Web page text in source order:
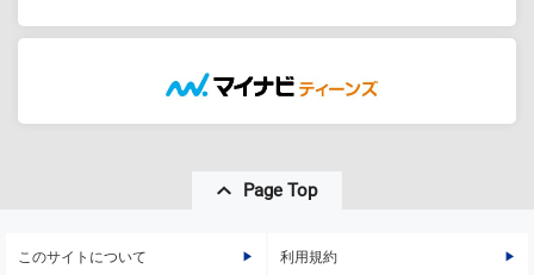
Page Top
このサイトについて 利用規約